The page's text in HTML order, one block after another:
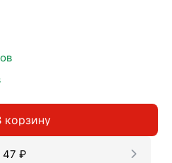
корзину
47 ₽